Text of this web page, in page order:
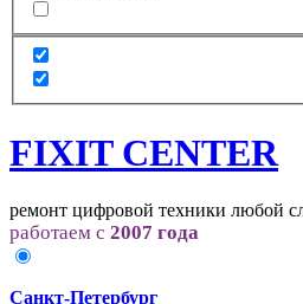
FIXIT CENTER
ремонт цифровой техники любой
работаем с 2007 года
Санкт-Петербург